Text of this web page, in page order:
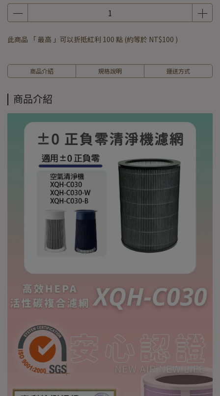
此商品 「 最高 」可以折抵紅利 100 點 (約等於 NT$100 )
商品介紹 規格說明 運送方式
商品介紹